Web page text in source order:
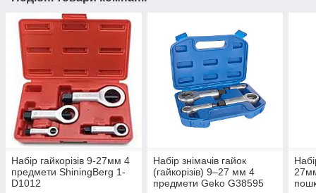
Набір гайкорізів 9-27мм 4
предмети ShiningBerg 1-
D1012
Набір знімачів гайок
(гайкорізів) 9–27 мм 4
предмети Geko G38595